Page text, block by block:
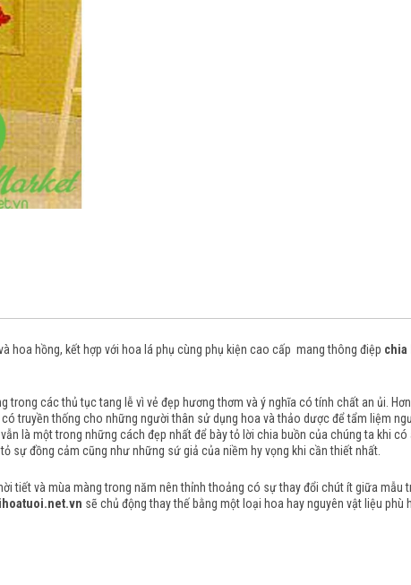
hoa hồng, kết hợp với hoa lá phụ cùng phụ kiện cao cấp mang thông điệp chia
trong các thủ tục tang lễ vì vẻ đẹp hương thơm và ý nghĩa có tính chất an ủi.
truyền thống cho những người thân sử dụng hoa và thảo dược để tẩm liệm
vẫn là một trong những cách đẹp nhất để bày tỏ lời chia buồn của chúng ta khi có
sự đồng cảm cũng như những sứ giả của niềm hy vọng khi cần thiết nhất.
tiết và mùa màng trong năm nên thỉnh thoảng có sự thay đổi chút ít giữa
sẽ chủ động thay thế bằng một loại hoa hay nguyên vật liệu